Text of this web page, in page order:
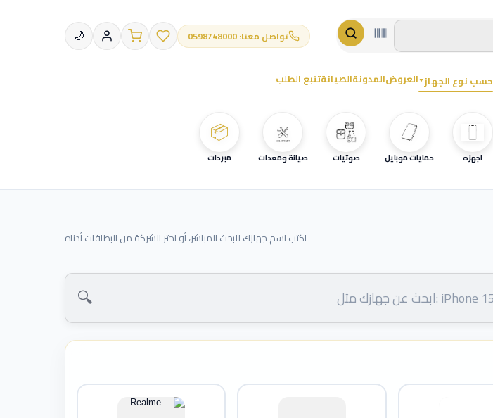
تواصل معنا: 0598748000 🌙
حسب نوع الجهاز ▼العروضالمدونةالصيانةتتبع الطلب
اجهزه حمايات موبايل صوتيات صيانة ومعدات
📦
مبردات
اكتب اسم جهازك للبحث المباشر، أو اختر الشركة من البطاقات أدناه
🔍